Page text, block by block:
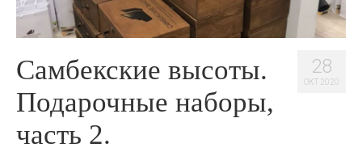
28
ОКТ 2020
Самбекские высоты.
Подарочные наборы,
часть 2.